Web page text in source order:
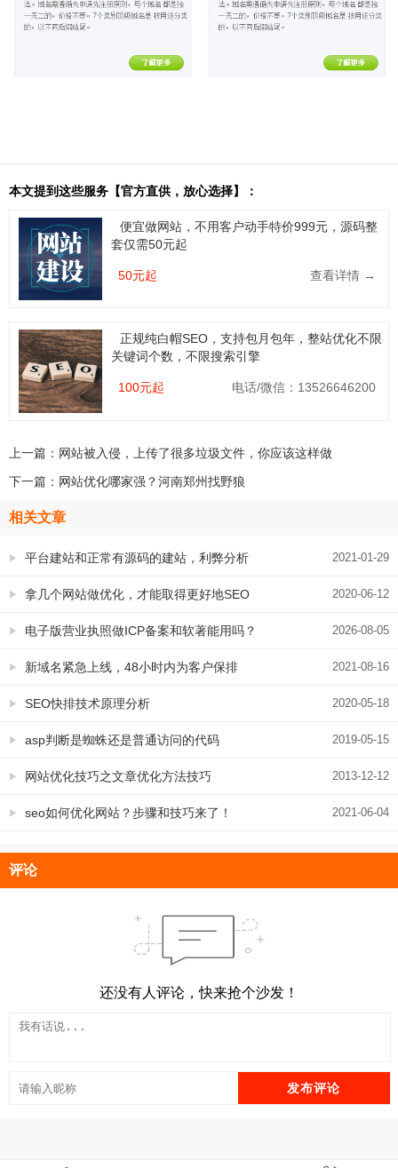
本文提到这些服务【官方直供，放心选择】：
便宜做网站，不用客户动手特价999元，源码整
套仅需50元起
50元起 查看详情 →
正规纯白帽SEO，支持包月包年，整站优化不限
关键词个数，不限搜索引擎
100元起 电话/微信：13526646200
上一篇： 网站被入侵，上传了很多垃圾文件，你应该这样做
下一篇： 网站优化哪家强？河南郑州找野狼
相关文章
2021-01-29
平台建站和正常有源码的建站，利弊分析
2020-06-12
拿几个网站做优化，才能取得更好地SEO
效果 2026-08-05
电子版营业执照做ICP备案和软著能用吗？
已经证实可以 2021-08-16
新域名紧急上线，48小时内为客户保排
名，成功！ 2020-05-18
SEO快排技术原理分析
2019-05-15
asp判断是蜘蛛还是普通访问的代码
2013-12-12
网站优化技巧之文章优化方法技巧
2021-06-04
seo如何优化网站？步骤和技巧来了！
评论
还没有人评论，快来抢个沙发！
发布评论